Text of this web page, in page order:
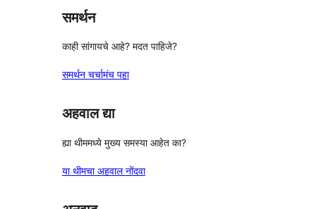
समर्थन
काही सांगायचे आहे? मदत पाहिजे?
समर्थन चर्चामंच पहा
अहवाल द्या
ह्या थीममध्ये मुख्य समस्या आहेत का?
या थीमचा अहवाल नोंदवा